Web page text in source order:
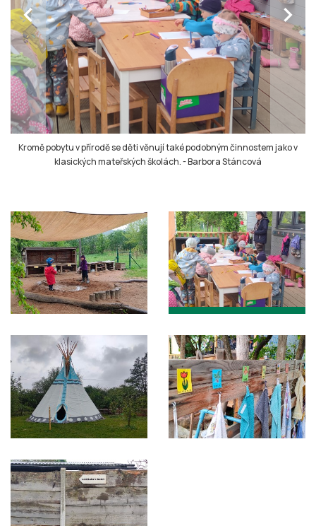
chevron_left chevron_right
Kromě pobytu v přírodě se děti věnují také podobným činnostem jako v
klasických mateřských školách.-Barbora Stáncová